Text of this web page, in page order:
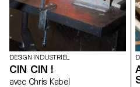
DESIGN INDUSTRIEL
CIN CIN !
avec Chris Kabel